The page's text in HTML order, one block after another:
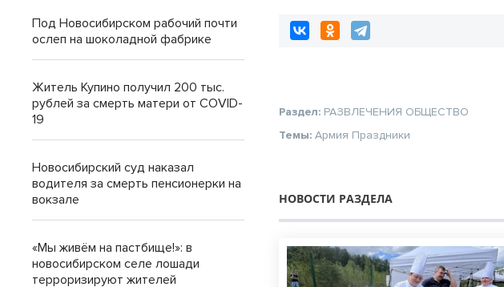
Раздел: РАЗВЛЕЧЕНИЯ ОБЩЕСТВО
Темы:Армия Праздники
НОВОСТИ РАЗДЕЛА
Под Новосибирском рабочий почти
ослеп на шоколадной фабрике
Житель Купино получил 200 тыс.
рублей за смерть матери от COVID-
19
Новосибирский суд наказал
водителя за смерть пенсионерки на
вокзале
«Мы живём на пастбище!»: в
новосибирском селе лошади
терроризируют жителей